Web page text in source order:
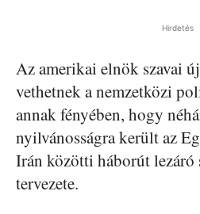
Hirdetés
Az amerikai elnök szavai
vethetnek a nemzetközi
annak fényében, hogy
nyilvánosságra került az
Irán közötti háborút lezáró
tervezete.